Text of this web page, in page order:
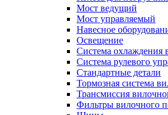
Мост ведущий
Мост управляемый
Навесное
Освещение
Система охлаждения
Система рулевого
Стандартные детали
Тормозная система
Трансмиссия
Фильтры вилочного